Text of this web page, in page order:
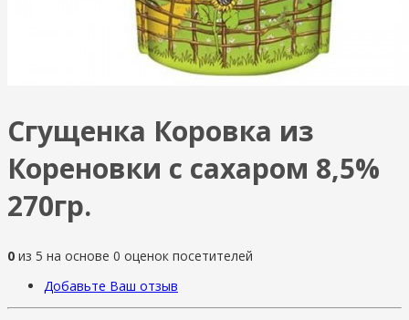
Сгущенка Коровка из
Кореновки с сахаром 8,5%
270гр.
0 из 5 на основе 0 оценок посетителей
Добавьте Ваш отзыв